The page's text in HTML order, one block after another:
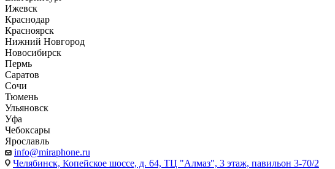
Ижевск
Краснодар
Красноярск
Нижний Новгород
Новосибирск
Пермь
Саратов
Сочи
Тюмень
Ульяновск
Уфа
Чебоксары
Ярославль
info@miraphone.ru
Челябинск, Копейское шоссе, д. 64, ТЦ "Алмаз", 3 этаж, павильон 3-70/2